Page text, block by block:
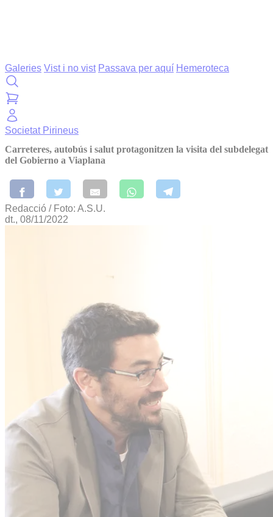
Galeries Vist i no vist Passava per aquí Hemeroteca
Societat Pirineus
Carreteres, autobús i salut protagonitzen la visita del subdelegat
del Gobierno a Viaplana
Redacció / Foto: A.S.U.
dt., 08/11/2022